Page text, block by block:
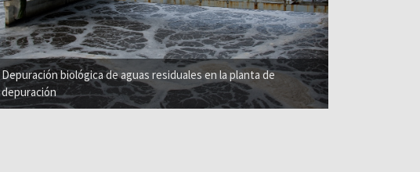
Depuración biológica de aguas residuales en la planta de
depuración